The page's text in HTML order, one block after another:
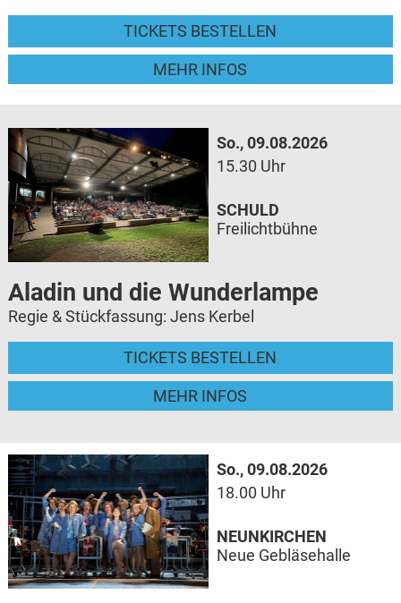
TICKETS BESTELLEN
MEHR INFOS
So., 09.08.2026
15.30 Uhr
Aladin und die Wunderlampe
Regie & Stückfassung: Jens Kerbel
TICKETS BESTELLEN
MEHR INFOS
SCHULD
Freilichtbühne
So., 09.08.2026
18.00 Uhr
NEUNKIRCHEN
Neue Gebläsehalle